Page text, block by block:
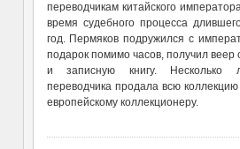
переводчикам китайского
время судебного процесса
год. Пермяков подружился с
подарок помимо часов, получил
и записную книгу. Несколько
переводчика продала всю
европейскому коллекционеру.